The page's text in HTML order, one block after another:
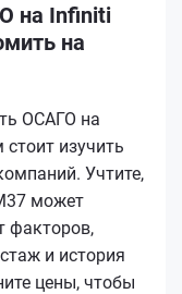
на Infiniti
на
ОСАГО на
изучить
Учтите,
может
факторов,
и история
цены, чтобы